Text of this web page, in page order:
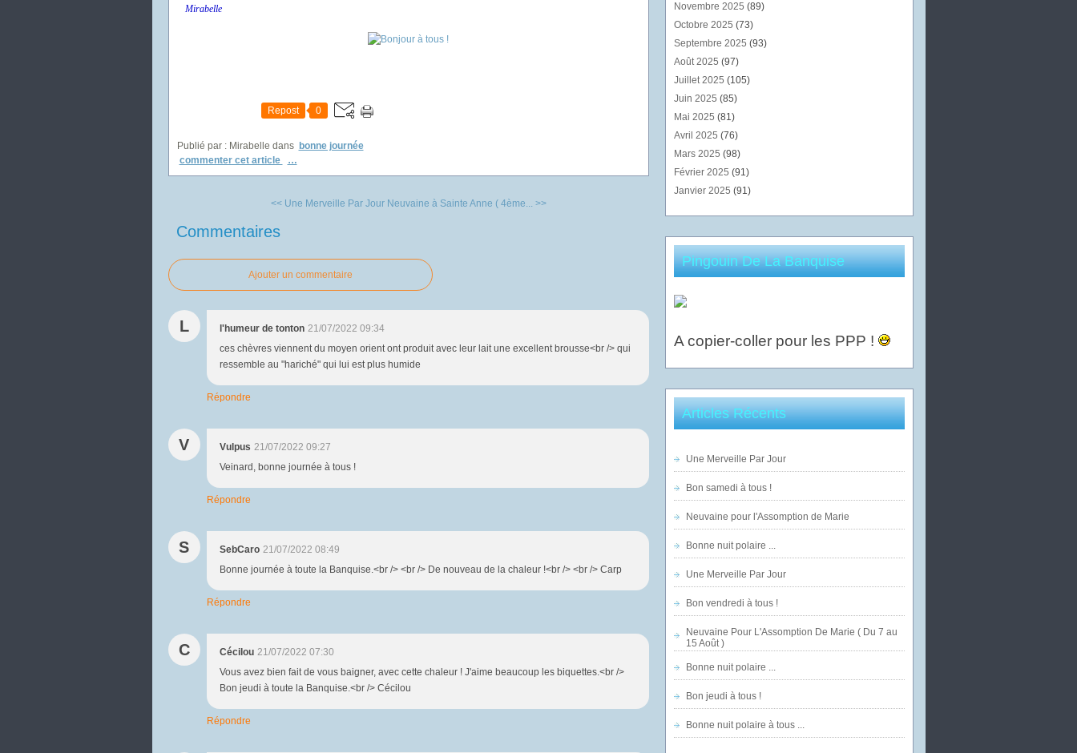
Mirabelle
Repost 0
Publié par : Mirabelle dans bonne journée
commenter cet article
…
<< Une Merveille Par Jour Neuvaine à Sainte Anne ( 4ème... >>
Commentaires
Ajouter un commentaire
L l'humeur de tonton 21/07/2022 09:34
ces chèvres viennent du moyen orient ont produit avec leur lait une excellent brousse<br /> qui
ressemble au "hariché" qui lui est plus humide
Répondre
V Vulpus 21/07/2022 09:27
Veinard, bonne journée à tous !
Répondre
S SebCaro 21/07/2022 08:49
Bonne journée à toute la Banquise.<br /> <br /> De nouveau de la chaleur !<br /> <br /> Carp
Répondre
C Cécilou 21/07/2022 07:30
Vous avez bien fait de vous baigner, avec cette chaleur ! J'aime beaucoup les biquettes.<br />
Bon jeudi à toute la Banquise.<br /> Cécilou
Répondre
Novembre 2025 (89)
Octobre 2025 (73)
Septembre 2025 (93)
Août 2025 (97)
Juillet 2025 (105)
Juin 2025 (85)
Mai 2025 (81)
Avril 2025 (76)
Mars 2025 (98)
Février 2025 (91)
Janvier 2025 (91)
Pingouin De La Banquise
A copier-coller pour les PPP !
Articles Récents
Une Merveille Par Jour
Bon samedi à tous !
Neuvaine pour l'Assomption de Marie
Bonne nuit polaire ...
Une Merveille Par Jour
Bon vendredi à tous !
Neuvaine Pour L'Assomption De Marie ( Du 7 au
15 Août )
Bonne nuit polaire ...
Bon jeudi à tous !
Bonne nuit polaire à tous ...